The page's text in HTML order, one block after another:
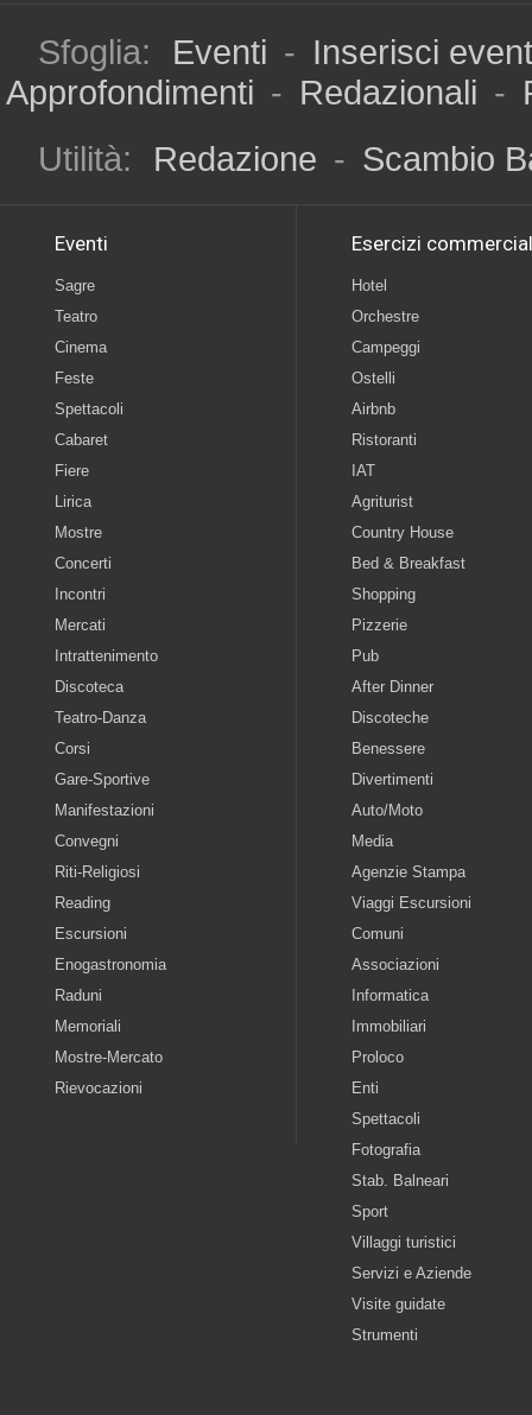
Sfoglia: Eventi - Inserisci
Approfondimenti - Redazionali -
Utilità:
Redazione - Scambio
Eventi
Sagre
Teatro
Cinema
Feste
Spettacoli
Cabaret
Fiere
Lirica
Mostre
Concerti
Incontri
Mercati
Intrattenimento
Discoteca
Teatro-Danza
Corsi
Gare-Sportive
Manifestazioni
Convegni
Riti-Religiosi
Reading
Escursioni
Enogastronomia
Raduni
Memoriali
Mostre-Mercato
Rievocazioni
Esercizi
Hotel
Orchestre
Campeggi
Ostelli
Airbnb
Ristoranti
IAT
Agriturist
Country House
Bed & Breakfast
Shopping
Pizzerie
Pub
After Dinner
Discoteche
Benessere
Divertimenti
Auto/Moto
Media
Agenzie Stampa
Viaggi Escursioni
Comuni
Associazioni
Informatica
Immobiliari
Proloco
Enti
Spettacoli
Fotografia
Stab. Balneari
Sport
Villaggi turistici
Servizi e Aziende
Visite guidate
Strumenti